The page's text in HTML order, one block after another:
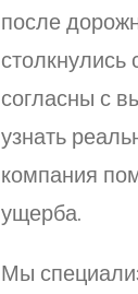
после
согласны с
узнать
компания
ущерба.
Мы